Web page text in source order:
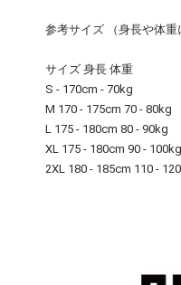
参考サイズ （身長や体重
サイズ 身長 体重
S - 170cm - 70kg
M 170 - 175cm 70 - 80kg
L 175 - 180cm 80 - 90kg
XL 175 - 180cm 90 - 100kg
2XL 180 - 185cm 110 -